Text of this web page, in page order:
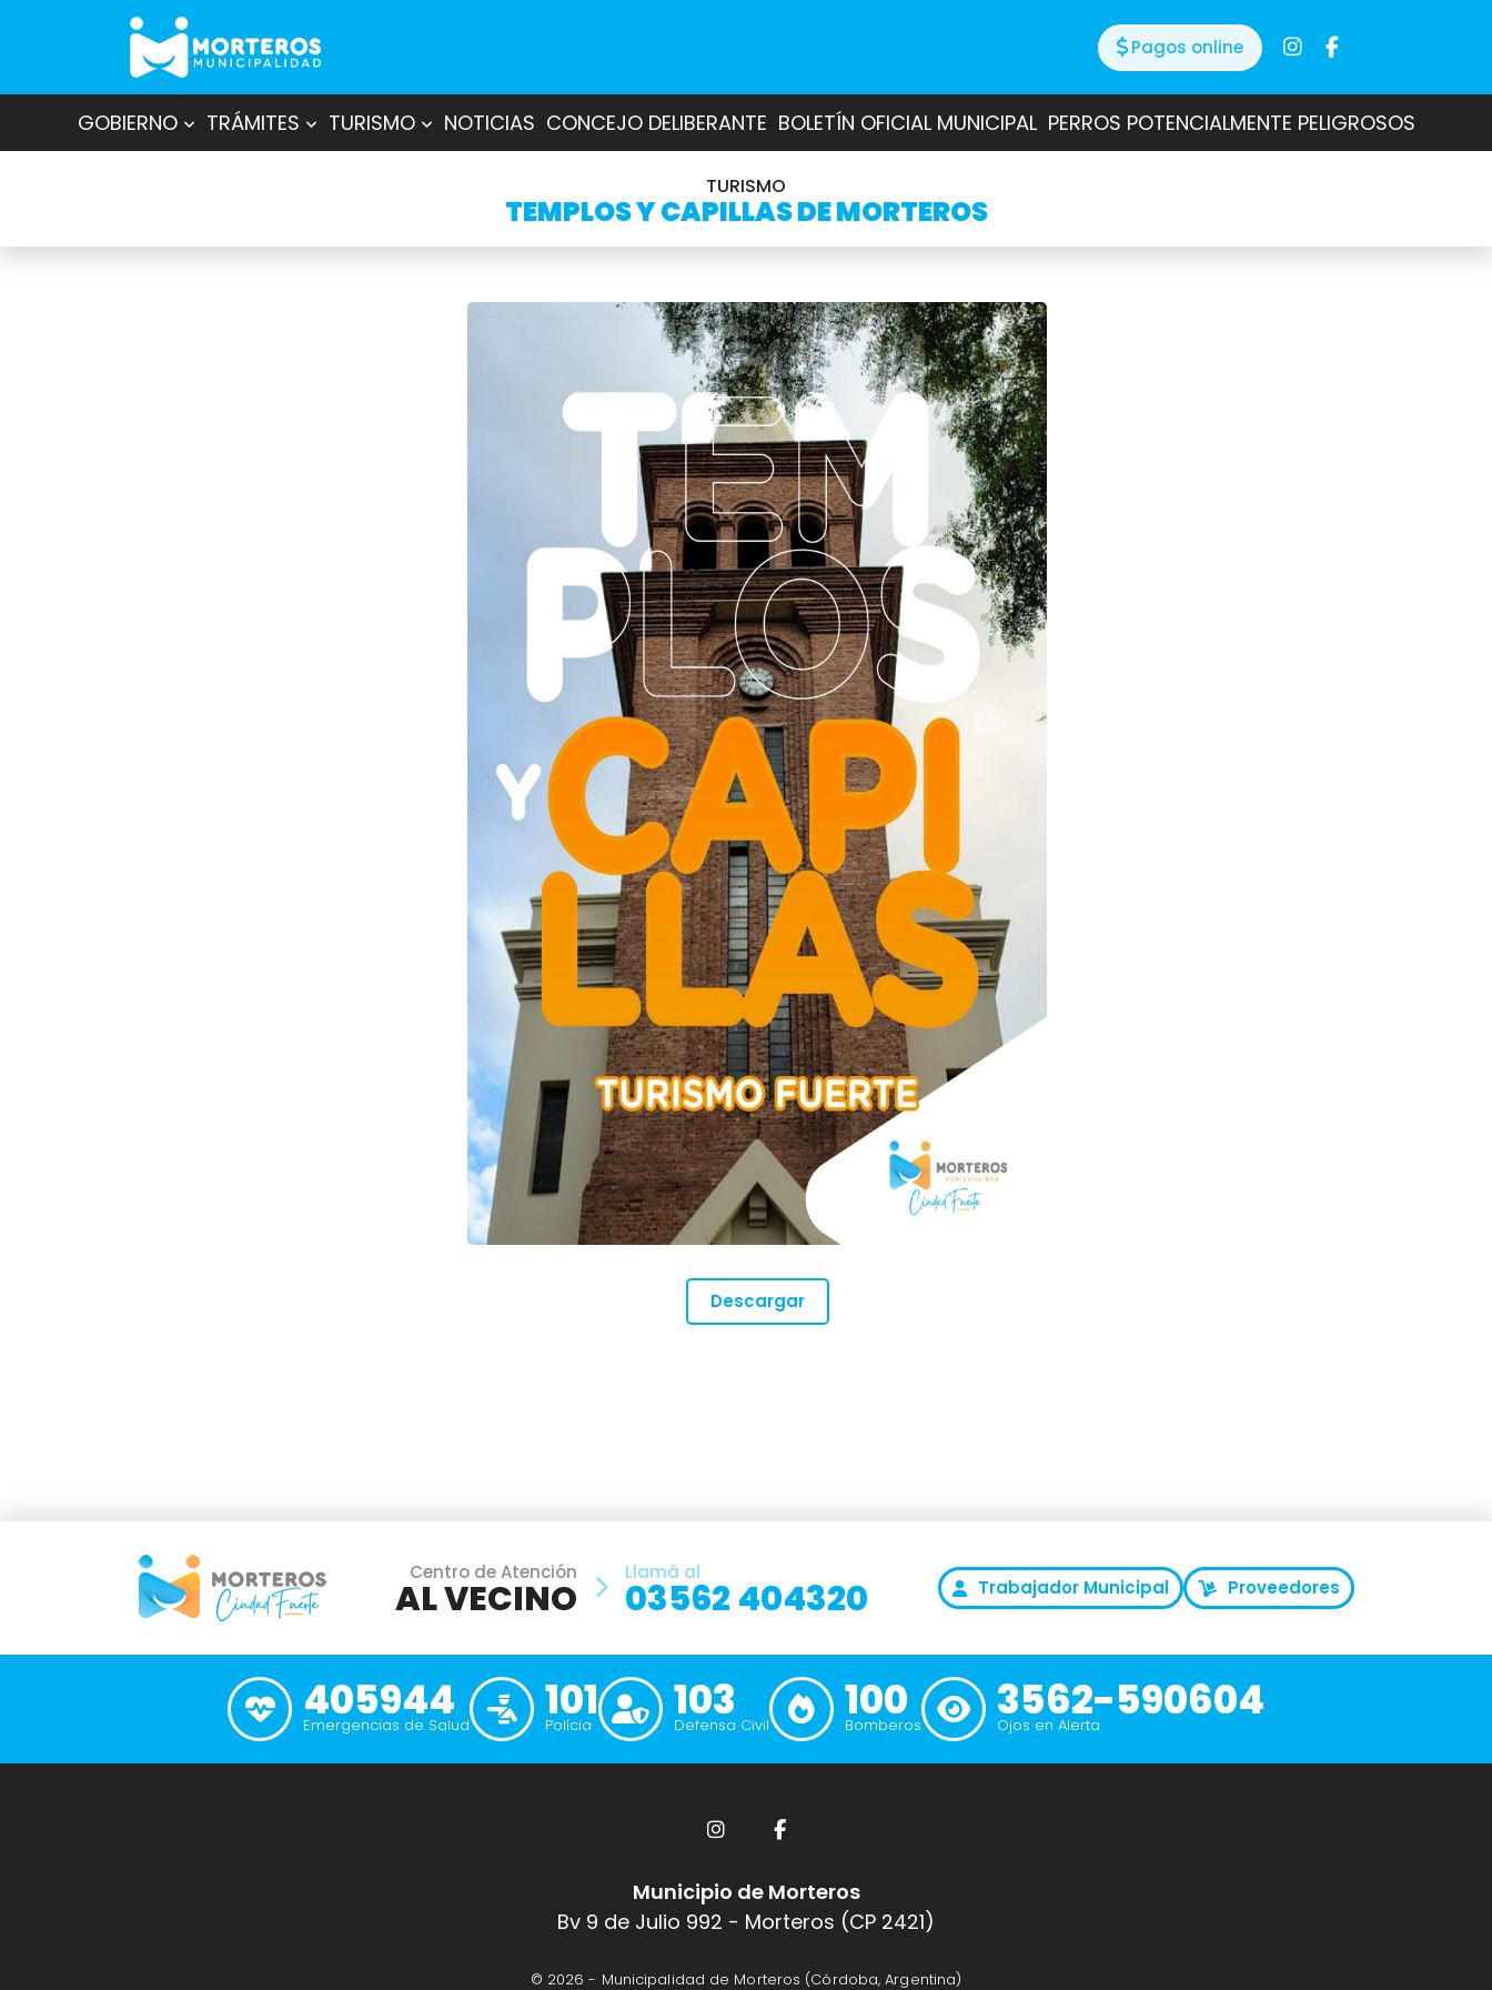
Pagos online
GOBIERNO TRÁMITES TURISMO NOTICIAS CONCEJO DELIBERANTE BOLETÍN OFICIAL MUNICIPAL PERROS POTENCIALMENTE PELIGROSOS
TURISMO
TEMPLOS Y CAPILLAS DE MORTEROS
Descargar
Centro de Atención
AL VECINO
Llamá al
03562 404320 Trabajador Municipal Proveedores
405944
Emergencias de Salud 101
Polícia 103
Defensa Civil 100
Bomberos 3562-590604
Ojos en Alerta
Municipio de Morteros
Bv 9 de Julio 992 - Morteros (CP 2421)
© 2026 - Municipalidad de Morteros (Córdoba, Argentina)